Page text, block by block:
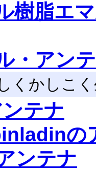
樹脂エ
・アン
くかしこ
テナ
の
ンテナ